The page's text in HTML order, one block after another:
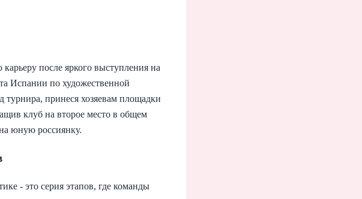
после яркого выступления на
Испании по художественной
турнира, принеся хозяевам площадки
клуб на второе место в общем
юную россиянку.
- это серия этапов, где команды